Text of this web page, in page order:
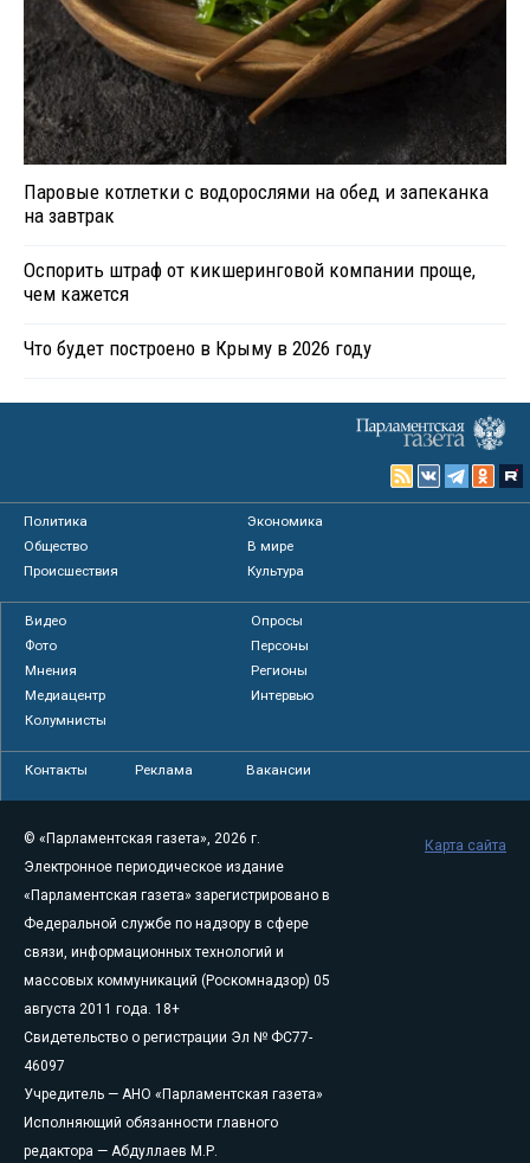
Паровые котлетки с водорослями на обед и запеканка
на завтрак
Оспорить штраф от кикшеринговой компании проще,
чем кажется
Что будет построено в Крыму в 2026 году
Политика
Экономика
Общество
В мире
Происшествия
Культура
Видео
Опросы
Фото
Персоны
Мнения
Регионы
Медиацентр
Интервью
Колумнисты
Контакты Реклама Вакансии
© «Парламентская газета», 2026 г.
Электронное периодическое издание
«Парламентская газета» зарегистрировано в
Федеральной службе по надзору в сфере
связи, информационных технологий и
массовых коммуникаций (Роскомнадзор) 05
августа 2011 года. 18+
Свидетельство о регистрации Эл № ФС77-
46097
Учредитель — АНО «Парламентская газета»
Исполняющий обязанности главного
редактора — Абдуллаев М.Р.
Карта сайта